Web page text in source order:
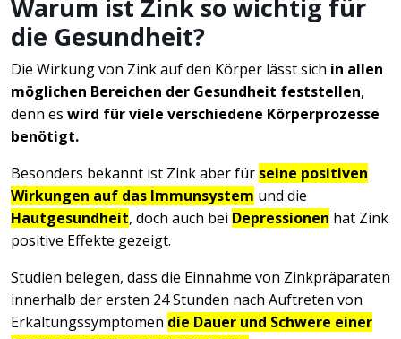
Warum ist Zink so wichtig für
die Gesundheit?
Die Wirkung von Zink auf den Körper lässt sich in allen
möglichen Bereichen der Gesundheit feststellen,
denn es wird für viele verschiedene Körperprozesse
benötigt.
Besonders bekannt ist Zink aber für seine positiven
Wirkungen auf das Immunsystem und die
Hautgesundheit, doch auch bei Depressionen hat Zink
positive Effekte gezeigt.
Studien belegen, dass die Einnahme von Zinkpräparaten
innerhalb der ersten 24 Stunden nach Auftreten von
Erkältungssymptomen die Dauer und Schwere einer